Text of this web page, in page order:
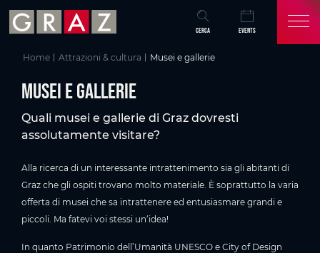
Vai al contenuto principale
Vai all'indice
Vai alla navigazione principale
CERCA EVENTS
Home Attrazioni & cultura Musei e gallerie
Musei e gallerie
Quali musei e gallerie di Graz dovresti
assolutamente visitare?
Alla ricerca di un interessante intrattenimento sia gli abitanti di
Graz che gli ospiti trovano molto materiale. È soprattutto la varia
offerta di musei che sa intrattenere ed entusiasmare grandi e
piccoli. Ma fatevi voi stessi un‘idea!
In quanto Patrimonio dell’Umanità UNESCO e City of Design